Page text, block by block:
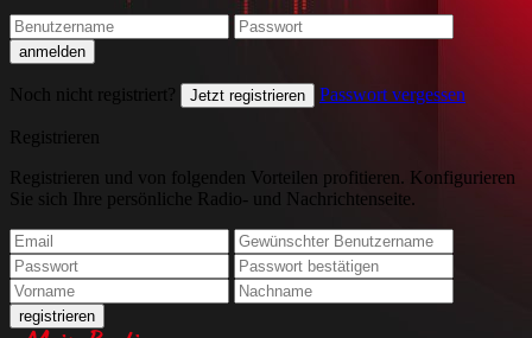
Noch nicht registriert? Jetzt registrieren Passwort vergessen
Registrieren
Registrieren und von folgenden Vorteilen profitieren. Konfigurieren
Sie sich Ihre persönliche Radio- und Nachrichtenseite.